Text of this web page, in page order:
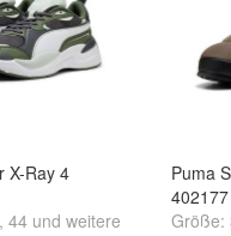
X-Ray 4
, 44 und weitere
Puma
402177
Größe: